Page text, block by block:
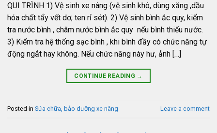
QUI TRÌNH 1) Vệ sinh xe nâng (vệ sinh khô, dùng xăng ,dầu
hóa chất tẩy vết dơ, ten rỉ sét). 2) Vệ sinh bình ắc quy, kiểm
tra nước bình , châm nước bình ắc quy nếu bình thiếu nước.
3) Kiểm tra hệ thống sạc bình , khi bình đầy có chức năng tự
động ngắt hay không. Nếu chức năng này hư, ảnh […]
CONTINUE READING →
Posted in Sửa chữa, bảo dưỡng xe nâng Leave a comment